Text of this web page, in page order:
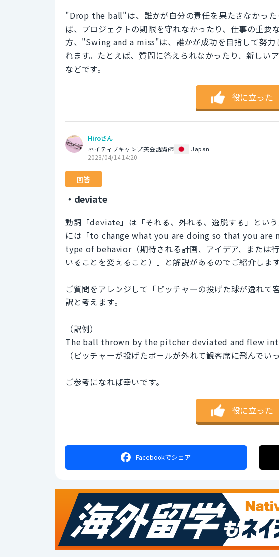
"Drop the ball"は、誰かが自分の責任を果たさなかった
ば、プロジェクトの期限を守れなかったり、仕事の重要
方、"Swing and a miss"は、誰かが成功を目指して努力
れます。たとえば、質問に答えられなかったり、新しい
などです。
役に立った
Hiroさん
ネイティブキャンプ英会話講師
Japan
2023/04/14 14:20
回答
・deviate
動詞「deviate」は「それる、外れる、逸脱する」とい
には「to change what you are doing so that you
type of behavior（期待される計画、アイデア、または
いることを変えること）」と解説があるのでご紹介します
ご質問をアレンジして「ピッチャーの投げた球が逸れて
訳と考えます。
（訳例）
The ball thrown by the pitcher deviated and flew
（ピッチャーが投げたボールが外れて観客席に飛んでいっ
ご参考になれば幸いです。
役に立った
Facebookでシェア